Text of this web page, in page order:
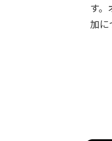
す
加に